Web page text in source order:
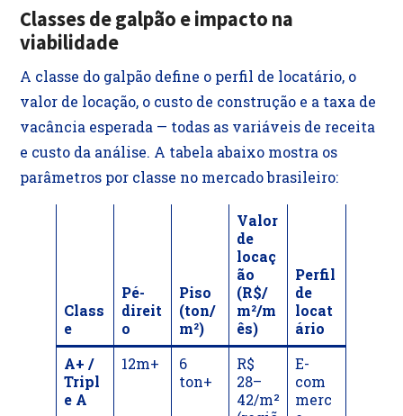
Classes de galpão e impacto na
viabilidade
A classe do galpão define o perfil de locatário, o
valor de locação, o custo de construção e a taxa de
vacância esperada — todas as variáveis de receita
e custo da análise. A tabela abaixo mostra os
parâmetros por classe no mercado brasileiro:
Class
e
Pé-
direit
o
Piso
(ton/
m²)
Valor
de
locaç
ão
(R$/
m²/m
ês)
Perfil
de
locat
ário
A+ /
Tripl
e A
12m+
6
ton+
R$
28–
42/m²
E-
com
merc